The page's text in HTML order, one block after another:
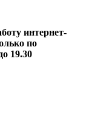
интернет-
по
19.30